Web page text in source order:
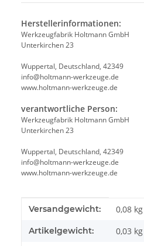
Herstellerinformationen:
Werkzeugfabrik Holtmann GmbH
Unterkirchen 23
Wuppertal, Deutschland, 42349
info@holtmann-werkzeuge.de
www.holtmann-werkzeuge.de
verantwortliche Person:
Werkzeugfabrik Holtmann GmbH
Unterkirchen 23
Wuppertal, Deutschland, 42349
info@holtmann-werkzeuge.de
www.holtmann-werkzeuge.de
Produkteigenschaft
Wert
Versandgewicht: 0,08 kg
Artikelgewicht: 0,03 kg